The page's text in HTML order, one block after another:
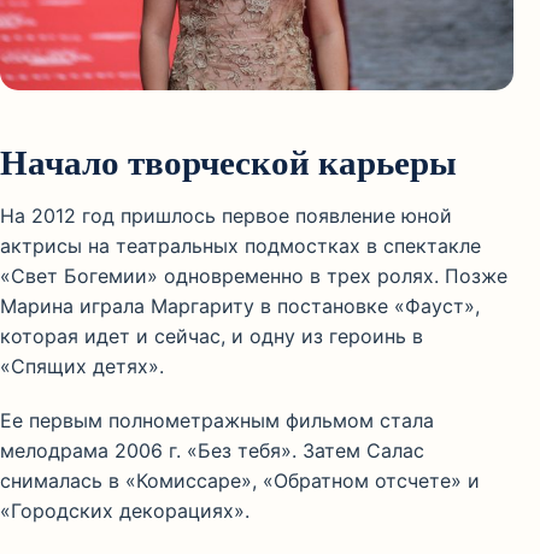
Начало творческой карьеры
На 2012 год пришлось первое появление юной
актрисы на театральных подмостках в спектакле
«Свет Богемии» одновременно в трех ролях. Позже
Марина играла Маргариту в постановке «Фауст»,
которая идет и сейчас, и одну из героинь в
«Спящих детях».
Ее первым полнометражным фильмом стала
мелодрама 2006 г. «Без тебя». Затем Салас
снималась в «Комиссаре», «Обратном отсчете» и
«Городских декорациях».